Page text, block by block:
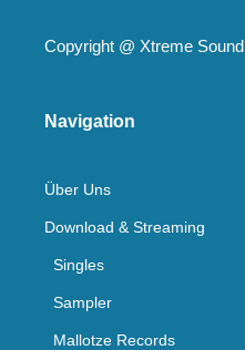
Copyright @ Xtreme Sound
Navigation
Über Uns
Download & Streaming
Singles
Sampler
Mallotze Records